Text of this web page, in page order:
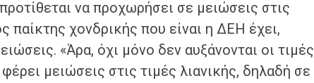
να προχωρήσει σε μειώσεις στις
παίκτης χονδρικής που είναι η ΔΕΗ έχει,
«Άρα, όχι μόνο δεν αυξάνονται οι τιμές
μειώσεις στις τιμές λιανικής, δηλαδή σε